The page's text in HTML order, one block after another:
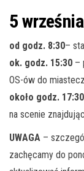
5
od godz. 8:30–
ok. godz. 15:30 –
OS-ów do
około godz.
na scenie
UWAGA –
zachęcamy do